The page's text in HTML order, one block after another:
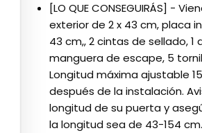
[LO QUE CONSEGUIRÁS] -
exterior de 2 x 43 cm, placa
43 cm,, 2 cintas de sellado,
manguera de escape, 5
Longitud máxima ajustable
después de la instalación.
longitud de su puerta y
la longitud sea de 43-154